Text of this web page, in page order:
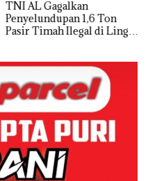
TNI AL Gagalkan
Penyelundupan 1,6 Ton
Pasir Timah Ilegal di Lingga,
Diselundupkan ke Malaysia